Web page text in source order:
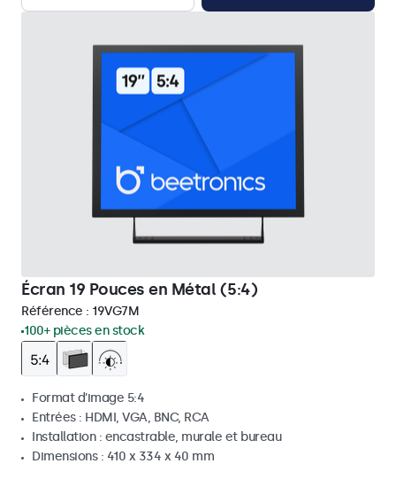
Écran 19 Pouces en Métal (5:4)
Référence : 19VG7M
100+ pièces en stock
Format d'image 5:4
Entrées : HDMI, VGA, BNC, RCA
Installation : encastrable, murale et bureau
Dimensions : 410 x 334 x 40 mm